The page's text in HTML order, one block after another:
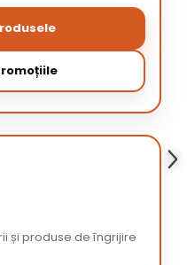
și produse de îngrijire